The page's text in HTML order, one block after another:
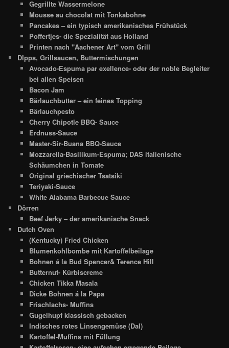
Gegrillte Wassermelone
Mousse au chocolat mit Tonkabohne
Pancakes – ein typisch amerikanisches Frühstück
Poffertjes- die Spezialität aus Holland
Printen nach "Aachener Art" vom Grill
DIpps, Grillsaucen, Buttermischungen
Avocado-Espuma par exellence- oder der noble Begleiter
bei allen Speisen
Bacon Jam
Bärlauchbutter – ein feines Topping
Bärlauchpesto
Cherry Chipotle BBQ- Sauce
Erdnuss-Sauce
Master-Sir-Buana BBQ-Sauce
Mozzarella-Basilikum-Espuma; DAS italienische
Schäumchen in Tomate
Original griechischer Tsatsiki
Teriyaki-Sauce
White Alabama Barbecue Sauce
Dörren
Beef Jerky – der amerikanische Snack
Dutch Oven
(Kentucky) Fried Chicken
Blumenkohlbombe mit Kartoffelbeilage
Bohnen á la Bud Spencer& Terence Hill
Butternut- Kürbiscreme
Chicken Tikka Masala
Dicke Bohnen á la Papa
Frischlachs- Muffins
Gugelhupf klassisch gebacken
Indisches rotes Linsengemüse (Dal)
Kartoffel-Muffins mit Füllung